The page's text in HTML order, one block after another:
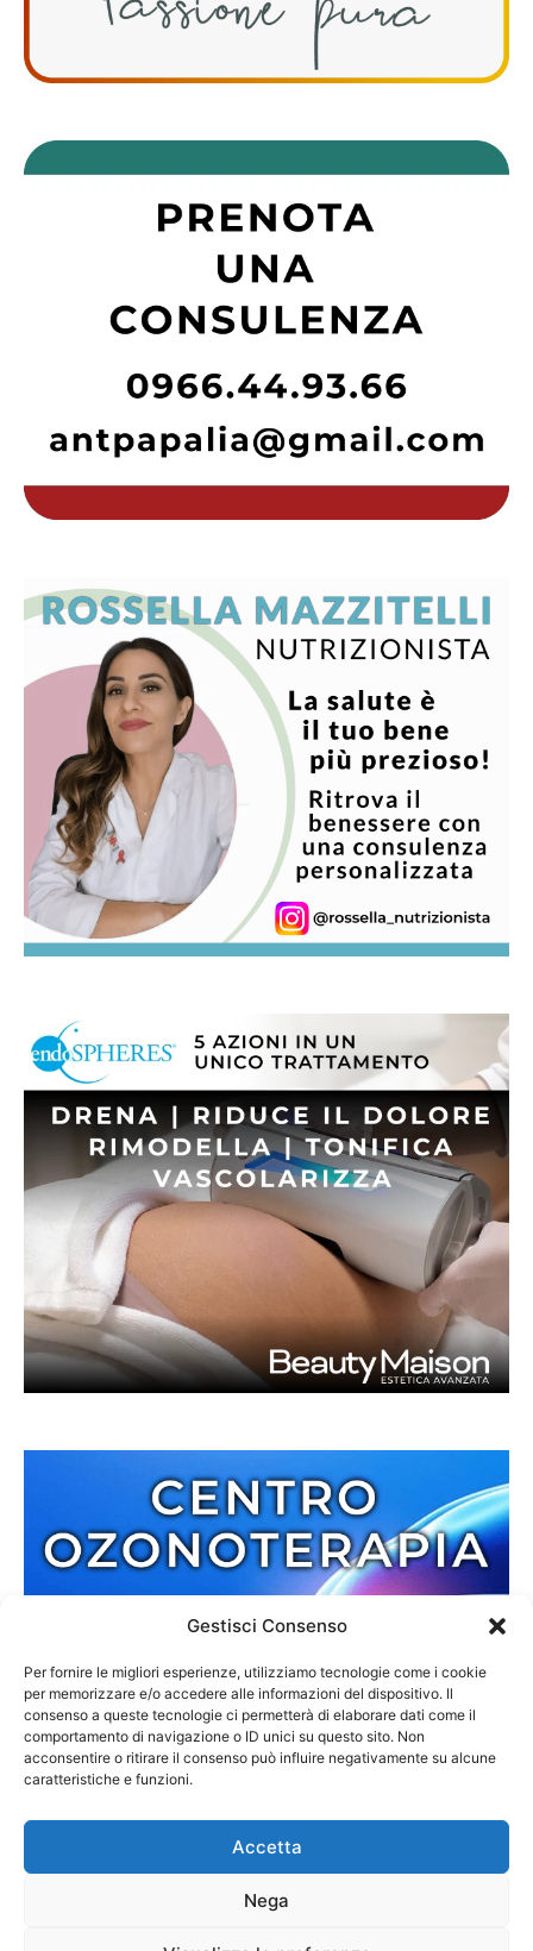
Gestisci Consenso
Per fornire le migliori esperienze, utilizziamo tecnologie come i cookie
per memorizzare e/o accedere alle informazioni del dispositivo. Il
consenso a queste tecnologie ci permetterà di elaborare dati come il
comportamento di navigazione o ID unici su questo sito. Non
acconsentire o ritirare il consenso può influire negativamente su alcune
caratteristiche e funzioni.
Accetta
Nega
Contatti Cookie Policy Privacy Policy